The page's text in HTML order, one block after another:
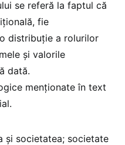
se referă la faptul că
fie
distribuție a rolurilor
și valorile
dată.
menționate în text
și societatea; societate